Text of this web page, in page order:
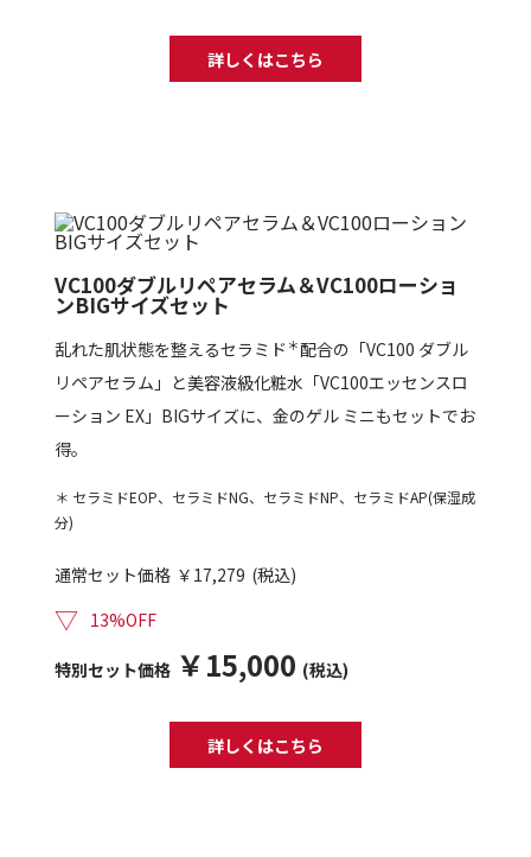
敏感・肌あれ
お悩みから探す TOP
メイク・ボディ・ヘアケア
キャンペーン情報
詳しくはこちら
VC100ダブルリペアセラム＆VC100ローショ
ンBIGサイズセット
乱れた肌状態を整えるセラミド ＊配合の「VC100 ダブル
リペアセラム」と美容液級化粧水「VC100エッセンスロ
ーション EX」BIGサイズに、金のゲル ミニもセットでお
得。
＊ セラミドEOP、セラミドNG、セラミドNP、セラミドAP(保湿成
分)
通常セット価格 ￥17,279 (税込)
▽ 13%OFF
特別セット価格 ￥15,000 (税込)
詳しくはこちら